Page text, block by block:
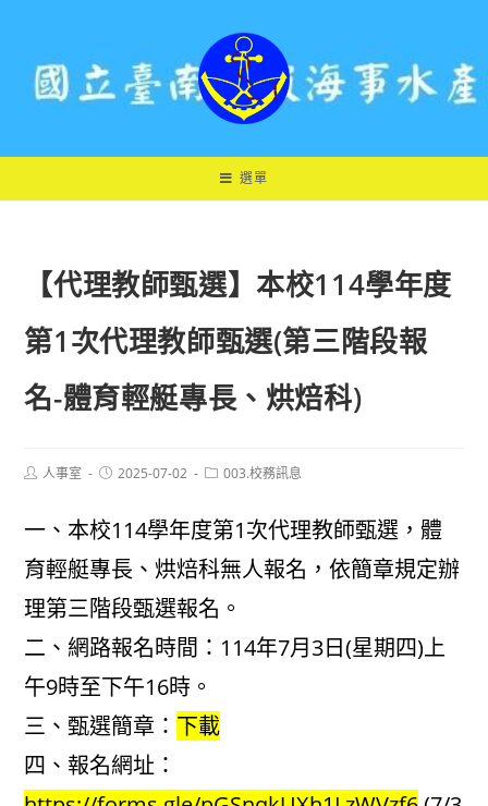
選單
【代理教師甄選】本校114學年度
第1次代理教師甄選(第三階段報
名-體育輕艇專長、烘焙科)
Post人事室
Post2025-07-02
Post003.校務訊息
一、本校114學年度第1次代理教師甄選，體
育輕艇專長、烘焙科無人報名，依簡章規定辦
理第三階段甄選報名。
二、網路報名時間：114年7月3日(星期四)上
午9時至下午16時。
三、甄選簡章： 下載
四、報名網址：